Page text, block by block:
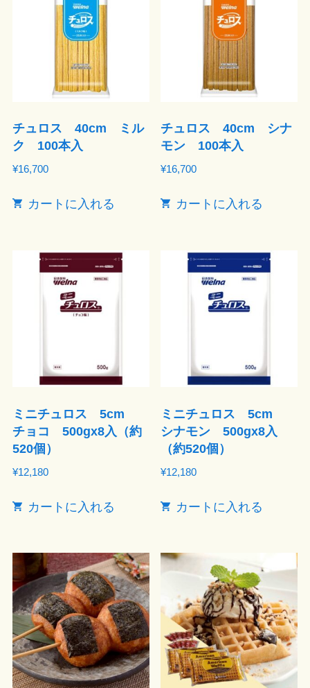
チュロス 40cm ミル
ク 100本入
¥16,700
カートに入れる
チュロス 40cm シナ
モン 100本入
¥16,700
カートに入れる
ミニチュロス 5cm
チョコ 500gx8入（約
520個）
¥12,180
カートに入れる
ミニチュロス 5cm
シナモン 500gx8入
（約520個）
¥12,180
カートに入れる